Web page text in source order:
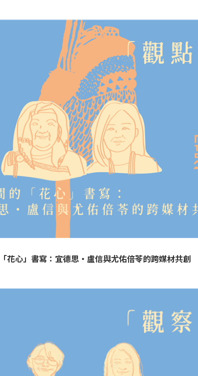
花心」書寫：宜德思・盧信與尤佑倍苓的跨媒材共創